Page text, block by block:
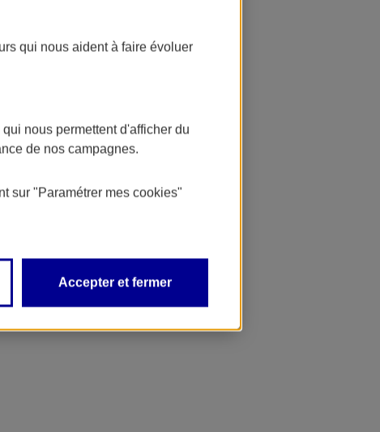
qui nous aident à faire évoluer
nous permettent d'afficher du
de nos campagnes.
sur "Paramétrer mes cookies"
Accepter et fermer